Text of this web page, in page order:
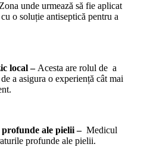
unde urmează să fie aplicat
o soluție antiseptică pentru a
local – Acesta are rolul de a
a asigura o experiență cât mai
ale pielii – Medicul
profunde ale pielii.